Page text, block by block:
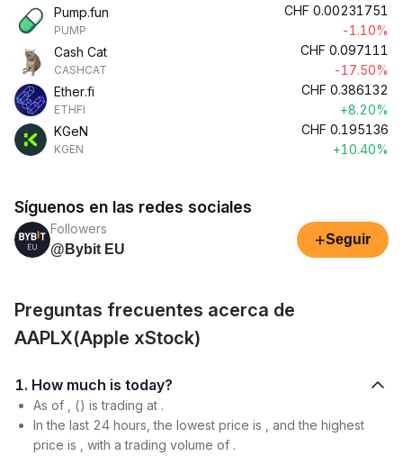
Pump.fun
PUMP
CHF 0.00231751
-1.10%
Cash Cat
CASHCAT
CHF 0.097111
-17.50%
Ether.fi
ETHFI
CHF 0.386132
+8.20%
KGeN
KGEN
CHF 0.195136
+10.40%
Síguenos en las redes sociales
Followers
@Bybit EU
+Seguir
Preguntas frecuentes acerca de
AAPLX(Apple xStock)
1. How much is today?
As of , () is trading at .
In the last 24 hours, the lowest price is , and the highest
price is , with a trading volume of .